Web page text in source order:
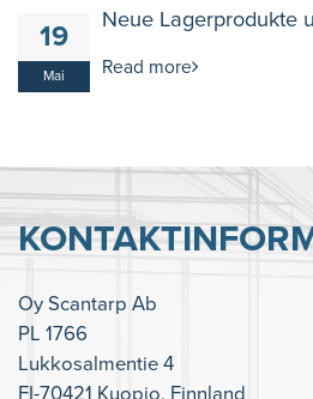
19
Mai
Neue Lagerprodukte
Read more
Oy Scantarp Ab
PL 1766
Lukkosalmentie 4
FI-70421 Kuopio, Finnland